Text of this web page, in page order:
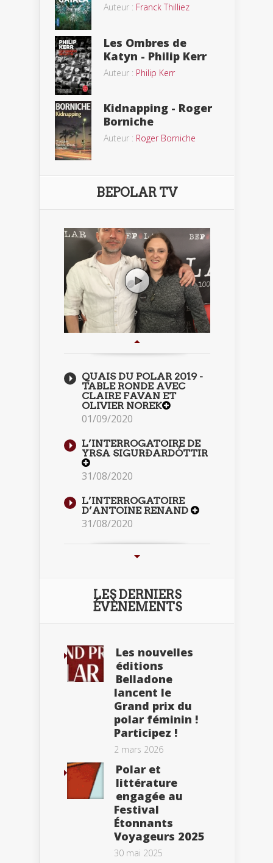
Auteur : Franck Thilliez
Les Ombres de
Katyn - Philip Kerr
Auteur : Philip Kerr
Kidnapping - Roger
Borniche
Auteur : Roger Borniche
BEPOLAR TV
QUAIS DU POLAR 2019 -
TABLE RONDE AVEC
CLAIRE FAVAN ET
OLIVIER NOREK
01/09/2020
L’INTERROGATOIRE DE
YRSA SIGURÐARDÓTTIR
31/08/2020
L’INTERROGATOIRE
D’ANTOINE RENAND
31/08/2020
LES DERNIERS
ÉVÈNEMENTS
Les nouvelles
éditions
Belladone
lancent le
Grand prix du
polar féminin !
Participez !
2 mars 2026
Polar et
littérature
engagée au
Festival
Étonnants
Voyageurs 2025
30 mai 2025